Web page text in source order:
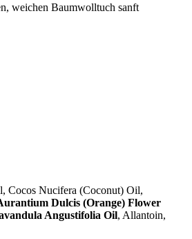
weichen Baumwolltuch sanft
Cocos Nucifera (Coconut) Oil,
Dulcis (Orange) Flower
Angustifolia Oil, Allantoin,